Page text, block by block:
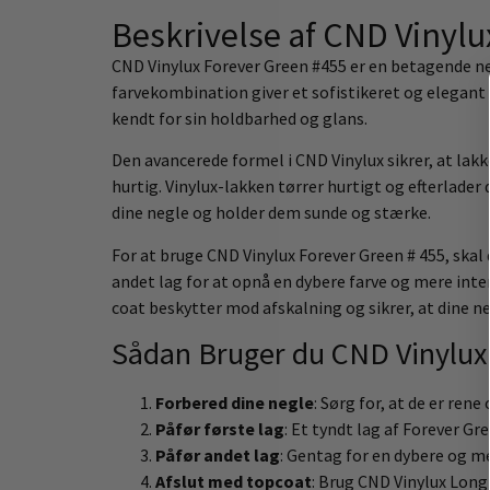
Beskrivelse af CND
CND Vinylux Forever Green #455 er en
farvekombination giver et sofistikeret og elegant
kendt for sin holdbarhed og glans.
Den avancerede formel i CND Vinylux sikrer, at
hurtig. Vinylux-lakken tørrer hurtigt og efterlader
dine negle og holder dem sunde og stærke.
For at bruge CND Vinylux Forever Green # 455,
andet lag for at opnå en dybere farve og mere
coat beskytter mod afskalning og sikrer, at dine
Sådan Bruger du CND Vinylux
Forbered dine negle: Sørg for, at de er rene
Påfør første lag: Et tyndt lag af Forever
Påfør andet lag: Gentag for en dybere og
Afslut med topcoat: Brug CND Vinylux